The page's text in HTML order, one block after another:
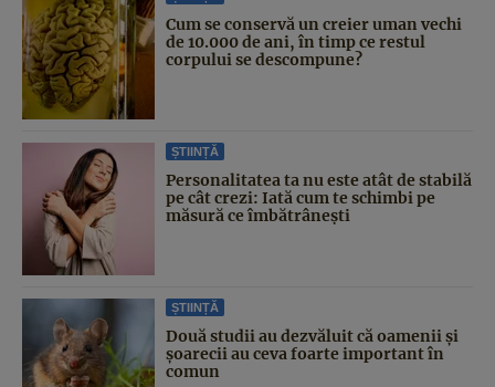
Cum se conservă un creier uman vechi
de 10.000 de ani, în timp ce restul
corpului se descompune?
ȘTIINȚĂ
Personalitatea ta nu este atât de stabilă
pe cât crezi: Iată cum te schimbi pe
măsură ce îmbătrânești
ȘTIINȚĂ
Două studii au dezvăluit că oamenii și
șoarecii au ceva foarte important în
comun